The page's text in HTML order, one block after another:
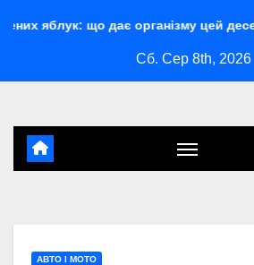
дає організму цей десерт
Сб. Сер 8th, 2026
АВТО І МОТО